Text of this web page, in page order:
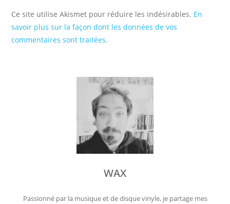
Ce site utilise Akismet pour réduire les indésirables. En
savoir plus sur la façon dont les données de vos
commentaires sont traitées.
WAX
Passionné par la musique et de disque vinyle, je partage mes